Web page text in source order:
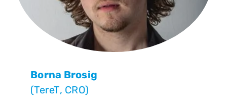
Borna Brosig
(TereT, CRO)